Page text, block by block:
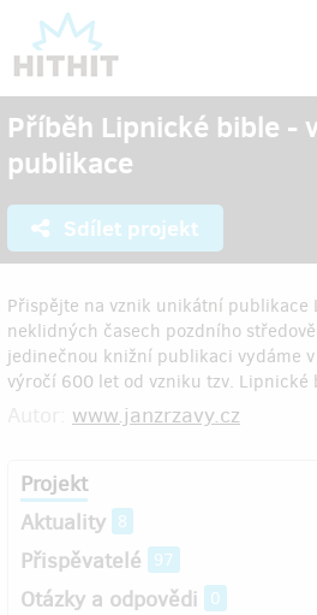
Příběh Lipnické bible -
publikace
Sdílet projekt
Přispějte na vznik unikátní
neklidných časech pozdního
jedinečnou knižní publikaci vydáme
výročí 600 let od vzniku tzv. Lipnické
www.janzrzavy.cz
Projekt
Aktuality 8
Přispěvatelé 97
Otázky a odpovědi 0